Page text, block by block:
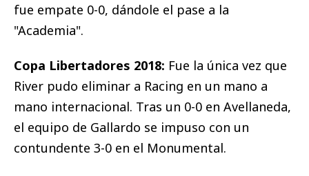
fue empate 0-0, dándole el pase a la
"Academia".
Copa Libertadores 2018: Fue la única vez que
River pudo eliminar a Racing en un mano a
mano internacional. Tras un 0-0 en Avellaneda,
el equipo de Gallardo se impuso con un
contundente 3-0 en el Monumental.